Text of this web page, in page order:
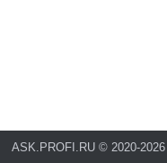
ASK.PROFI.RU © 2020-2026